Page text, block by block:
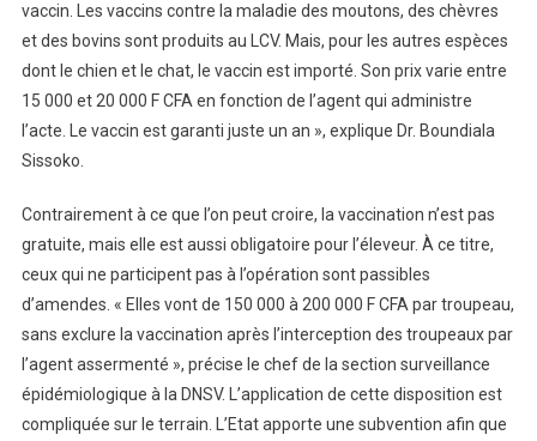
vaccin. Les vaccins contre la maladie des moutons, des chèvres
et des bovins sont produits au LCV. Mais, pour les autres espèces
dont le chien et le chat, le vaccin est importé. Son prix varie entre
15 000 et 20 000 F CFA en fonction de l’agent qui administre
l’acte. Le vaccin est garanti juste un an », explique Dr. Boundiala
Sissoko.
Contrairement à ce que l’on peut croire, la vaccination n’est pas
gratuite, mais elle est aussi obligatoire pour l’éleveur. À ce titre,
ceux qui ne participent pas à l’opération sont passibles
d’amendes. « Elles vont de 150 000 à 200 000 F CFA par troupeau,
sans exclure la vaccination après l’interception des troupeaux par
l’agent assermenté », précise le chef de la section surveillance
épidémiologique à la DNSV. L’application de cette disposition est
compliquée sur le terrain. L’Etat apporte une subvention afin que